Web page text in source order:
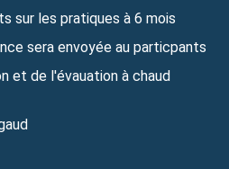
sur les pratiques à 6 mois
sera envoyée au particpants
et de l'évauation à chaud